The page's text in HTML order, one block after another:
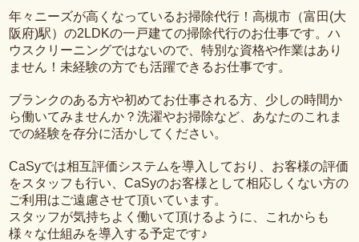
年々ニーズが高くなっているお掃除代行！高槻市（富田(大
阪府)駅）の2LDKの一戸建ての掃除代行のお仕事です。ハ
ウスクリーニングではないので、特別な資格や作業はあり
ません！未経験の方でも活躍できるお仕事です。
ブランクのある方や初めてお仕事される方、少しの時間か
ら働いてみませんか？洗濯やお掃除など、あなたのこれま
での経験を存分に活かしてください。
CaSyでは相互評価システムを導入しており、お客様の評価
をスタッフも行い、CaSyのお客様として相応しくない方の
ご利用はご遠慮させて頂いています。
スタッフが気持ちよく働いて頂けるように、これからも
様々な仕組みを導入する予定です♪